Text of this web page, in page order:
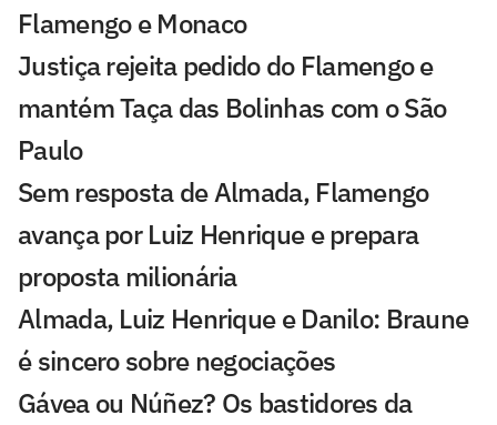
Flamengo e Monaco
Justiça rejeita pedido do Flamengo e
mantém Taça das Bolinhas com o São
Paulo
Sem resposta de Almada, Flamengo
avança por Luiz Henrique e prepara
proposta milionária
Almada, Luiz Henrique e Danilo: Braune
é sincero sobre negociações
Gávea ou Núñez? Os bastidores da